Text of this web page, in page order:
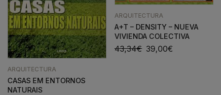
ARQUITECTURA
CASAS EM ENTORNOS
NATURAIS
ARQUITECTURA
A+T – DENSITY – NUEVA
VIVIENDA COLECTIVA
43,34€ 39,00€